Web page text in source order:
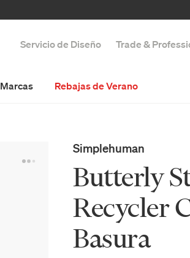
Servicio de Diseño Trade &
Marcas Rebajas de Verano
Simplehuman
Butterly
Recycler
Basura